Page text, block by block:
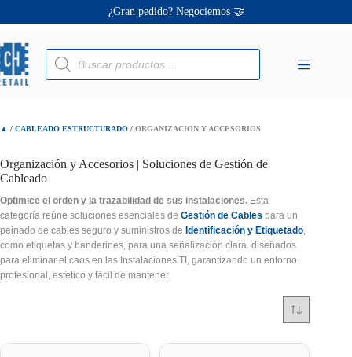
¿Gran pedido? Negociemos 🤝
¡Descuentos personalizados! 🔖
Búsqueda
de
productos
▲ / CABLEADO ESTRUCTURADO / ORGANIZACION Y ACCESORIOS
Organización y Accesorios | Soluciones de Gestión de
Cableado
Optimice el orden y la trazabilidad de sus instalaciones. Esta
categoría reúne soluciones esenciales de Gestión de Cables para un
peinado de cables seguro y suministros de Identificación y Etiquetado,
como etiquetas y banderines, para una señalización clara. diseñados
para eliminar el caos en las Instalaciones TI, garantizando un entorno
profesional, estético y fácil de mantener.